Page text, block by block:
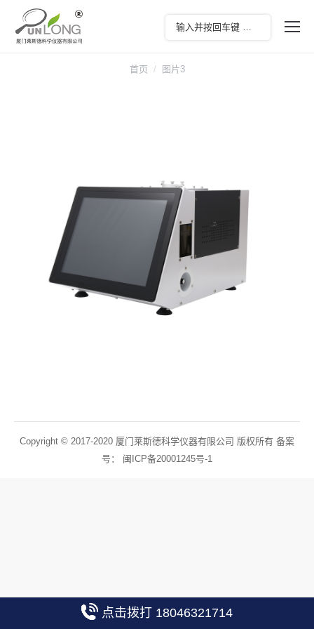
首页 图片3
Copyright © 2017-2020 厦门莱斯德科学仪器有限公司 版权所有 备案
号： 闽ICP备20001245号-1
点击拨打 18046321714